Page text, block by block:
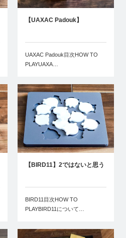
【UAXAC Padouk】
UAXAC Padouk目次HOW TO
PLAYUAXA…
【BIRD11】2ではないと思う
BIRD11目次HOW TO
PLAYBIRD11について…